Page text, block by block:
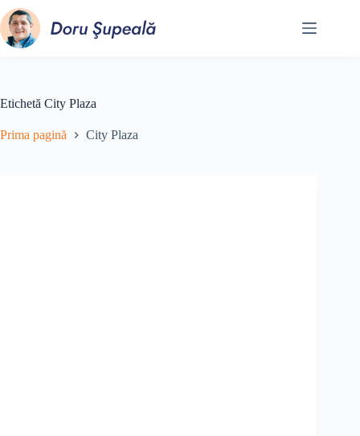
Sari
la
conținut
Etichetă City Plaza
Prima pagină City Plaza